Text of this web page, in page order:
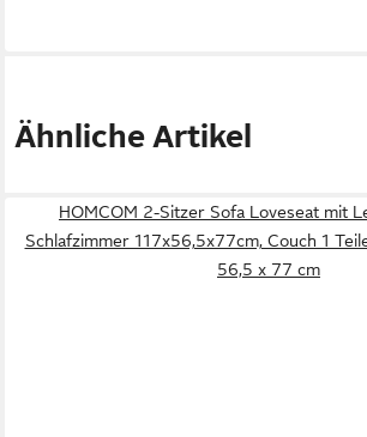
Ähnliche Artikel
HOMCOM 2-Sitzer Sofa Loveseat mit
Schlafzimmer 117x56,5x77cm, Couch 1
56,5 x 77 cm